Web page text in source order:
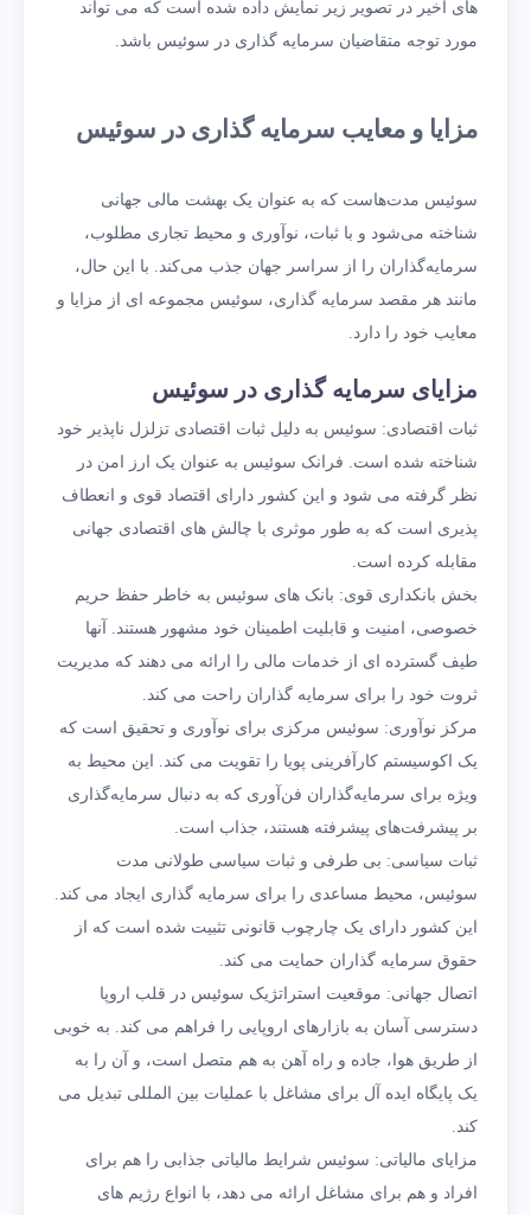
های اخیر در تصویر زیر نمایش داده شده است که می تواند
مورد توجه متقاضیان سرمایه گذاری در سوئیس باشد.
مزایا و معایب سرمایه گذاری در سوئیس
سوئیس مدت‌هاست که به عنوان یک بهشت مالی جهانی
شناخته می‌شود و با ثبات، نوآوری و محیط تجاری مطلوب،
سرمایه‌گذاران را از سراسر جهان جذب می‌کند. با این حال،
مانند هر مقصد سرمایه گذاری، سوئیس مجموعه ای از مزایا و
معایب خود را دارد.
مزایای سرمایه گذاری در سوئیس
ثبات اقتصادی: سوئیس به دلیل ثبات اقتصادی تزلزل ناپذیر خود
شناخته شده است. فرانک سوئیس به عنوان یک ارز امن در
نظر گرفته می شود و این کشور دارای اقتصاد قوی و انعطاف
پذیری است که به طور موثری با چالش های اقتصادی جهانی
مقابله کرده است.
بخش بانکداری قوی: بانک های سوئیس به خاطر حفظ حریم
خصوصی، امنیت و قابلیت اطمینان خود مشهور هستند. آنها
طیف گسترده ای از خدمات مالی را ارائه می دهند که مدیریت
ثروت خود را برای سرمایه گذاران راحت می کند.
مرکز نوآوری: سوئیس مرکزی برای نوآوری و تحقیق است که
یک اکوسیستم کارآفرینی پویا را تقویت می کند. این محیط به
ویژه برای سرمایه‌گذاران فن‌آوری که به دنبال سرمایه‌گذاری
بر پیشرفت‌های پیشرفته هستند، جذاب است.
ثبات سیاسی: بی طرفی و ثبات سیاسی طولانی مدت
سوئیس، محیط مساعدی را برای سرمایه گذاری ایجاد می کند.
این کشور دارای یک چارچوب قانونی تثبیت شده است که از
حقوق سرمایه گذاران حمایت می کند.
اتصال جهانی: موقعیت استراتژیک سوئیس در قلب اروپا
دسترسی آسان به بازارهای اروپایی را فراهم می کند. به خوبی
از طریق هوا، جاده و راه آهن به هم متصل است، و آن را به
یک پایگاه ایده آل برای مشاغل با عملیات بین المللی تبدیل می
کند.
مزایای مالیاتی: سوئیس شرایط مالیاتی جذابی را هم برای
افراد و هم برای مشاغل ارائه می دهد، با انواع رژیم های